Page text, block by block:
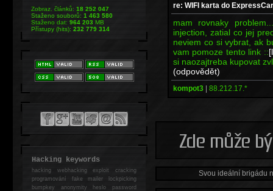
re: WIFI karta do
mam rovnaky
injection, zatial co jej
neviem co si vybrat, ak
vam pomoze tento link ::
si naozajtreba kupovat
(odpovědět)
kompot3 | 88.212.17.*
Svou ideální brigádu
Zobraz. článků:18 252 047
Staženo souborů:1 463 580
Staženo dat:964 203MB
Přístupy (hits):232 779 314
Hacking keywords
hackingwebhacking exploit cracking
programování fake mailer lockpicking
bumpkey anonymity heslo password